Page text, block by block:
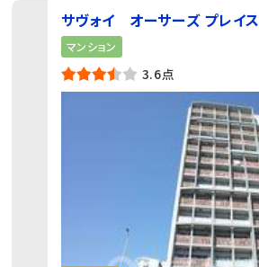
サヴォイ オーサーズ プレイス
マンション
3.6点